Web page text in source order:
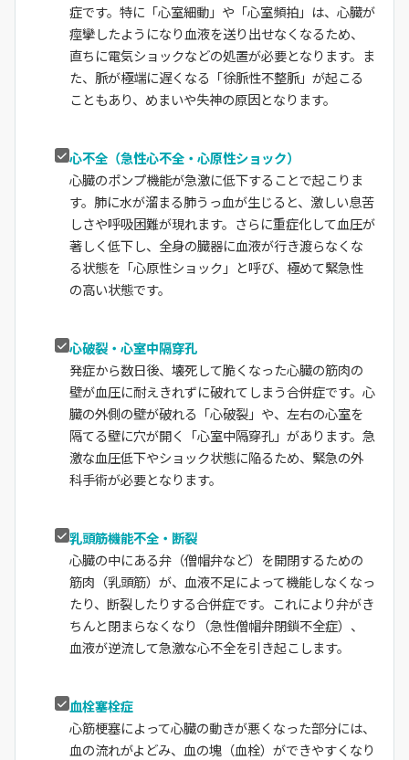
症です。特に「心室細動」や「心室頻拍」は、心臓が
痙攣したようになり血液を送り出せなくなるため、
直ちに電気ショックなどの処置が必要となります。ま
た、脈が極端に遅くなる「徐脈性不整脈」が起こる
こともあり、めまいや失神の原因となります。
心不全（急性心不全・心原性ショック）
心臓のポンプ機能が急激に低下することで起こりま
す。肺に水が溜まる肺うっ血が生じると、激しい息苦
しさや呼吸困難が現れます。さらに重症化して血圧が
著しく低下し、全身の臓器に血液が行き渡らなくな
る状態を「心原性ショック」と呼び、極めて緊急性
の高い状態です。
心破裂・心室中隔穿孔
発症から数日後、壊死して脆くなった心臓の筋肉の
壁が血圧に耐えきれずに破れてしまう合併症です。心
臓の外側の壁が破れる「心破裂」や、左右の心室を
隔てる壁に穴が開く「心室中隔穿孔」があります。急
激な血圧低下やショック状態に陥るため、緊急の外
科手術が必要となります。
乳頭筋機能不全・断裂
心臓の中にある弁（僧帽弁など）を開閉するための
筋肉（乳頭筋）が、血液不足によって機能しなくなっ
たり、断裂したりする合併症です。これにより弁がき
ちんと閉まらなくなり（急性僧帽弁閉鎖不全症）、
血液が逆流して急激な心不全を引き起こします。
血栓塞栓症
心筋梗塞によって心臓の動きが悪くなった部分には、
血の流れがよどみ、血の塊（血栓）ができやすくなり